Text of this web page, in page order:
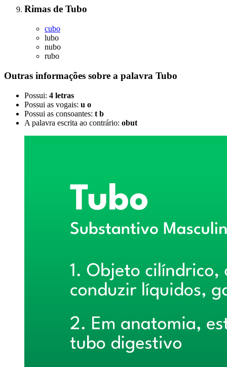
Rimas de Tubo
cubo
lubo
nubo
rubo
Outras informações sobre a palavra Tubo
Possui: 4 letras
Possui as vogais: u o
Possui as consoantes: t b
A palavra escrita ao contrário: obut